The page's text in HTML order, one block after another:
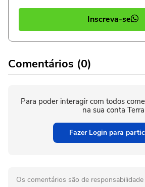
Inscreva-se
Comentários (0)
Para poder interagir com todos
na sua conta Terra
Fazer Login para
Os comentários são de